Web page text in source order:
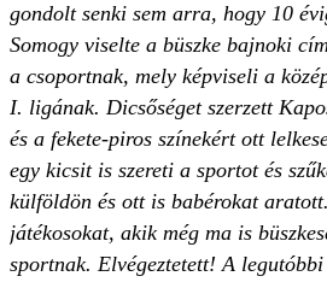
gondolt senki sem arra, hogy 10
Somogy viselte a büszke bajnoki
a csoportnak, mely képviseli a
I. ligának. Dicsőséget szerzett
és a fekete-piros színekért ott
egy kicsit is szereti a sportot és
külföldön és ott is babérokat
játékosokat, akik még ma is
sportnak. Elvégeztetett! A